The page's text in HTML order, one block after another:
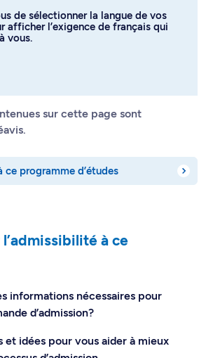
de sélectionner la langue de vos
afficher l’exigence de français qui
vous.
sur cette page sont
ce programme d’études
à ce
informations nécessaires pour
d’admission?
et idées pour vous aider à mieux